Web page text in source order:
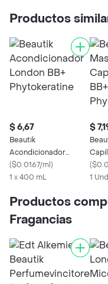
Productos
$ 6,67
Beautik
Acondicionador
London BB+
Phytokeratine
($0.0167/ml)
1 x 400 mL
$
(
1 Und
Productos
Fragancias